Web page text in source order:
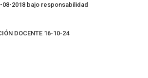
08-2018 bajo responsabilidad
DOCENTE 16-10-24